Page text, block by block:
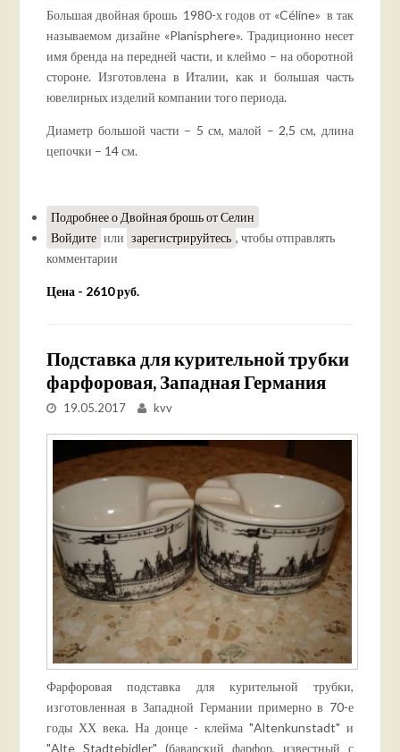
Большая двойная брошь 1980-х годов от «Céline» в так
называемом дизайне «Planisphere». Традиционно несет
имя бренда на передней части, и клеймо – на оборотной
стороне. Изготовлена в Италии, как и большая часть
ювелирных изделий компании того периода.
Диаметр большой части – 5 см, малой – 2,5 см, длина
цепочки – 14 см.
Подробнеео Двойная брошь от Селин
Войдите или зарегистрируйтесь , чтобы отправлять
комментарии
Цена - 2610 руб.
Подставка для курительной трубки
фарфоровая, Западная Германия
19.05.2017 kvv
Фарфоровая подставка для курительной трубки,
изготовленная в Западной Германии примерно в 70-е
годы ХХ века. На донце - клейма "Altenkunstadt" и
"Alte Stadtebidler" (баварский фарфор, известный с